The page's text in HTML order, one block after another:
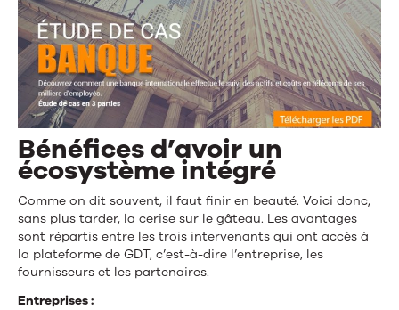
Bénéfices d’avoir un
écosystème intégré
Comme on dit souvent, il faut finir en beauté. Voici donc,
sans plus tarder, la cerise sur le gâteau. Les avantages
sont répartis entre les trois intervenants qui ont accès à
la plateforme de GDT, c’est-à-dire l’entreprise, les
fournisseurs et les partenaires.
Entreprises :